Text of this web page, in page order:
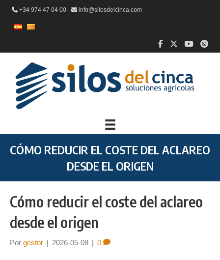
+34 974 47 04 00 - info@silosdelcinca.com
CÓMO REDUCIR EL COSTE DEL ACLAREO
DESDE EL ORIGEN
Cómo reducir el coste del aclareo
desde el origen
Por gestor 2026-05-08 0